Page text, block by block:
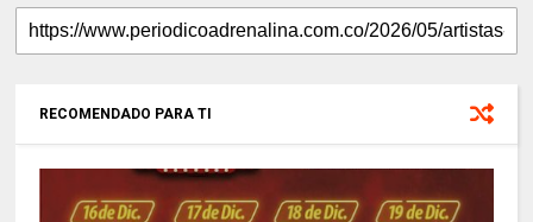
RECOMENDADO PARA TI